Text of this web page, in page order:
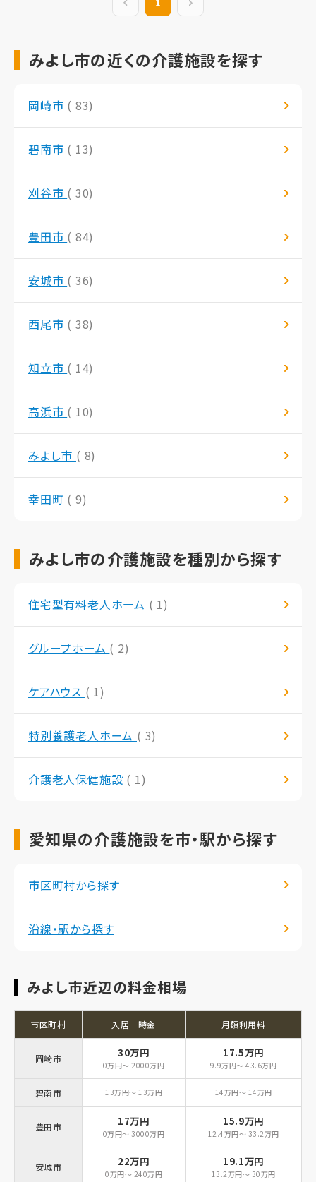
みよし市の近くの介護施設を探す
岡崎市 ( 83)
碧南市 ( 13)
刈谷市 ( 30)
豊田市 ( 84)
安城市 ( 36)
西尾市 ( 38)
知立市 ( 14)
高浜市 ( 10)
みよし市 ( 8)
幸田町 ( 9)
みよし市の介護施設を種別から探す
住宅型有料老人ホーム ( 1)
グループホーム ( 2)
ケアハウス ( 1)
特別養護老人ホーム ( 3)
介護老人保健施設 ( 1)
愛知県の介護施設を市・駅から探す
市区町村から探す
沿線・駅から探す
みよし市近辺の料金相場
市区町村 入居一時金 月額利用料
岡崎市 30万円
0万円～ 2000万円
17.5万円
9.9万円～ 43.6万円
碧南市 13万円～ 13万円 14万円～ 14万円
豊田市 17万円
0万円～ 3000万円
15.9万円
12.4万円～ 33.2万円
安城市 22万円
0万円～ 240万円
19.1万円
13.2万円～ 30万円